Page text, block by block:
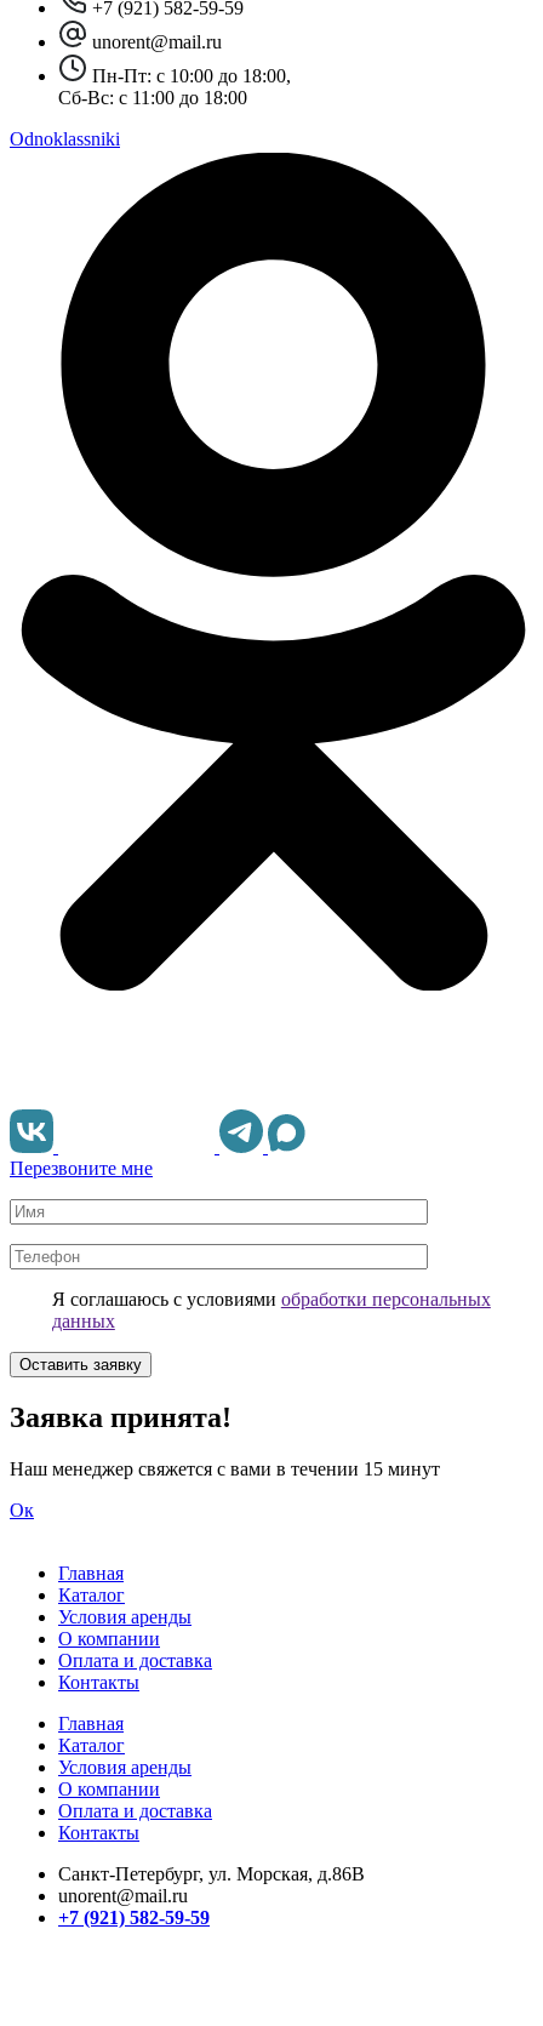
+7 (921) 582-59-59
unorent@mail.ru
Пн-Пт: с 10:00 до 18:00,
Сб-Вс: с 11:00 до 18:00
Odnoklassniki
Перезвоните мне
Я соглашаюсь с условиями обработки персональных
данных
Заявка принята!
Наш менеджер свяжется с вами в течении 15 минут
Ок
Главная
Каталог
Условия аренды
О компании
Оплата и доставка
Контакты
Главная
Каталог
Условия аренды
О компании
Оплата и доставка
Контакты
Санкт-Петербург, ул. Морская, д.86В
unorent@mail.ru
+7 (921) 582-59-59